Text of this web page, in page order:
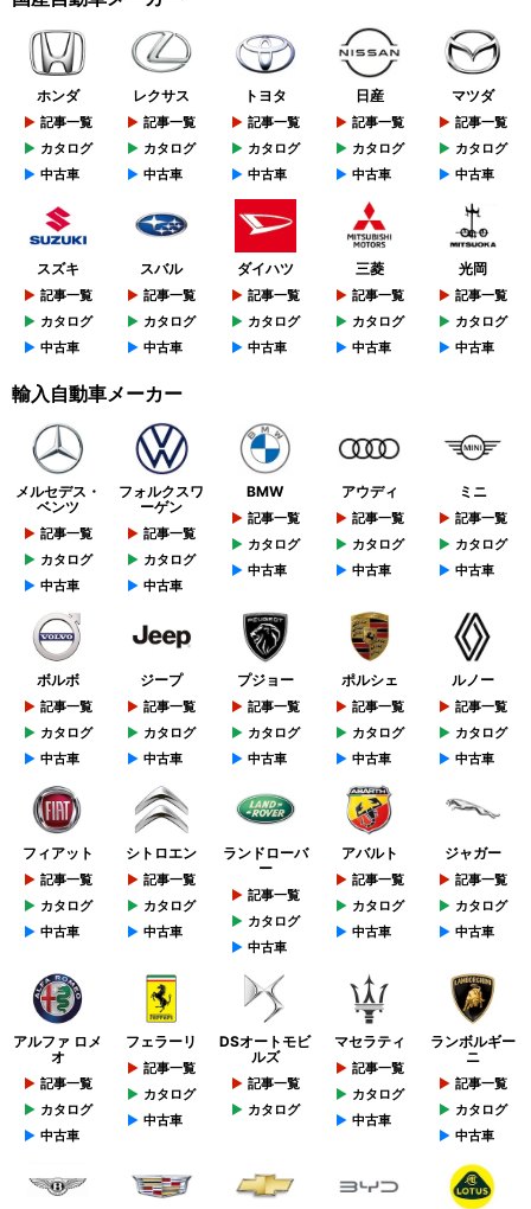
ホンダ
記事一覧
カタログ
中古車
レクサス
記事一覧
カタログ
中古車
トヨタ
記事一覧
カタログ
中古車
日産
記事一覧
カタログ
中古車
マツダ
記事一覧
カタログ
中古車
スズキ
記事一覧
カタログ
中古車
スバル
記事一覧
カタログ
中古車
ダイハツ
記事一覧
カタログ
中古車
三菱
記事一覧
カタログ
中古車
光岡
記事一覧
カタログ
中古車
輸入自動車メーカー
メルセデス・
ベンツ
記事一覧
カタログ
中古車
フォルクスワ
ーゲン
記事一覧
カタログ
中古車
BMW
記事一覧
カタログ
中古車
アウディ
記事一覧
カタログ
中古車
ミニ
記事一覧
カタログ
中古車
ボルボ
記事一覧
カタログ
中古車
ジープ
記事一覧
カタログ
中古車
プジョー
記事一覧
カタログ
中古車
ポルシェ
記事一覧
カタログ
中古車
ルノー
記事一覧
カタログ
中古車
フィアット
記事一覧
カタログ
中古車
シトロエン
記事一覧
カタログ
中古車
ランドローバ
ー
記事一覧
カタログ
中古車
アバルト
記事一覧
カタログ
中古車
ジャガー
記事一覧
カタログ
中古車
アルファ ロメ
オ
記事一覧
カタログ
中古車
フェラーリ
記事一覧
カタログ
中古車
DSオートモビ
ルズ
記事一覧
カタログ
マセラティ
記事一覧
カタログ
中古車
ランボルギー
ニ
記事一覧
カタログ
中古車